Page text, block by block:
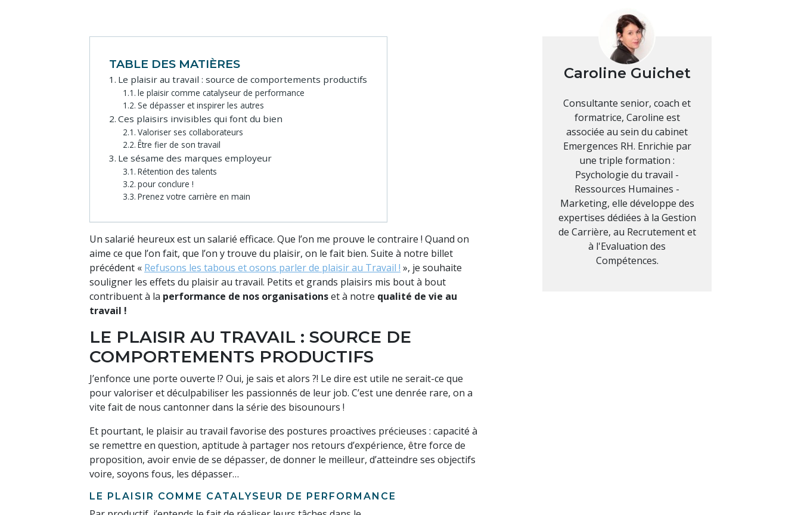
TABLE DES MATIÈRES
Le plaisir au travail : source de comportements productifs
le plaisir comme catalyseur de performance
Se dépasser et inspirer les autres
Ces plaisirs invisibles qui font du bien
Valoriser ses collaborateurs
Être fier de son travail
Le sésame des marques employeur
Rétention des talents
pour conclure !
Prenez votre carrière en main
Un salarié heureux est un salarié efficace. Que l’on me prouve le contraire ! Quand on
aime ce que l’on fait, que l’on y trouve du plaisir, on le fait bien. Suite à notre billet
précédent « Refusons les tabous et osons parler de plaisir au Travail ! », je souhaite
souligner les effets du plaisir au travail. Petits et grands plaisirs mis bout à bout
contribuent à la performance de nos organisationset à notre qualité de vie au
travail !
LE PLAISIR AU TRAVAIL : SOURCE DE
COMPORTEMENTS PRODUCTIFS
J’enfonce une porte ouverte !? Oui, je sais et alors ?! Le dire est utile ne serait-ce que
pour valoriser et déculpabiliser les passionnés de leur job. C’est une denrée rare, on a
vite fait de nous cantonner dans la série des bisounours !
Et pourtant, le plaisir au travail favorise des postures proactives précieuses : capacité à
se remettre en question, aptitude à partager nos retours d’expérience, être force de
proposition, avoir envie de se dépasser, de donner le meilleur, d’atteindre ses objectifs
voire, soyons fous, les dépasser…
LE PLAISIR COMME CATALYSEUR DE PERFORMANCE
Caroline Guichet
Consultante senior, coach et
formatrice, Caroline est
associée au sein du cabinet
Emergences RH. Enrichie par
une triple formation :
Psychologie du travail -
Ressources Humaines -
Marketing, elle développe des
expertises dédiées à la Gestion
de Carrière, au Recrutement et
à l'Evaluation des
Compétences.